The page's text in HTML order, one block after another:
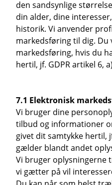
den sandsynlige
din alder, dine
historik. Vi anvender
markedsføring til dig.
markedsføring, hvis du
hertil, jf. GDPR artikel 6,
7.1 Elektronisk
Vi bruger dine
tilbud og informationer
givet dit samtykke hertil,
gælder blandt andet
Vi bruger oplysningerne
vi gætter på vil